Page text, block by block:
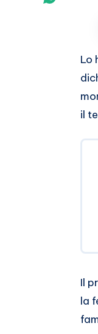
Lo
il
Il
la